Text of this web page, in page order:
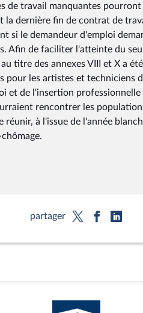
de travail manquantes
la dernière fin de contrat de
si le demandeur d'emploi
Afin de faciliter l'atteinte du
titre des annexes VIII et X a
pour les artistes et techniciens
et de l'insertion professionnelle
rencontrer les
à l'issue de l'année
partager